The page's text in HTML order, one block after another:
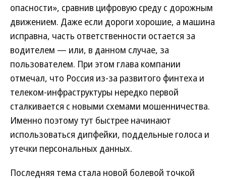
опасности», сравнив цифровую среду с дорожным
движением. Даже если дороги хорошие, а машина
исправна, часть ответственности остается за
водителем — или, в данном случае, за
пользователем. При этом глава компании
отмечал, что Россия из-за развитого финтеха и
телеком-инфраструктуры нередко первой
сталкивается с новыми схемами мошенничества.
Именно поэтому тут быстрее начинают
использоваться дипфейки, поддельные голоса и
утечки персональных данных.
Последняя тема стала новой болевой точкой